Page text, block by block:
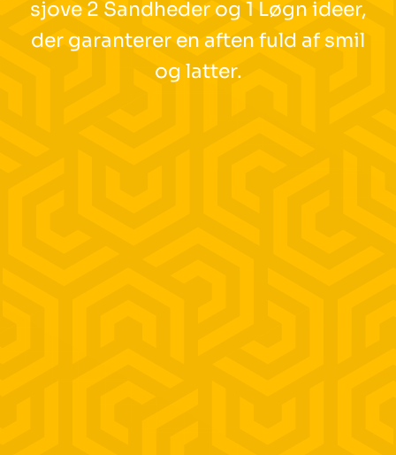
sjove 2 Sandheder og 1 Løgn ideer,
der garanterer en aften fuld af smil
og latter.